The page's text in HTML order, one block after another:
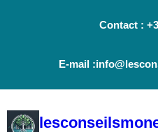
Contact :
E-mail